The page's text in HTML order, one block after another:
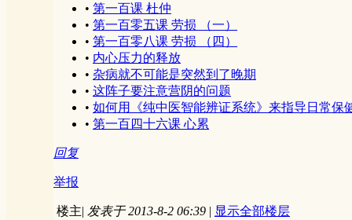
• 第一百课 杜仲
• 第一百零五课 劳损 （一）
• 第一百零八课 劳损 （四）
• 内心压力的释放
• 杂病就不可能是突然到了晚期
• 这阵子要注意营阴的问题
• 如何用《纯中医智能辨证系统》来指导日常保
• 第一百四十六课 心累
回复
举报
楼主| 发表于 2013-8-2 06:39 | 显示全部楼层